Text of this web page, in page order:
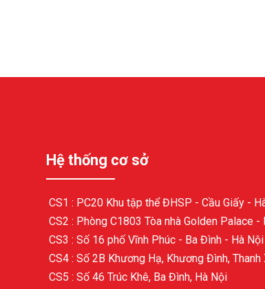
Hệ thống cơ sở
CS1 : PC20 Khu tập thể ĐHSP - Cầu Giấy -
CS2 : Phòng C1803 Tòa nhà Golden Palace
CS3 : Số 16 phố Vĩnh Phúc - Ba Đình - Hà Nội
CS4 : Số 2B Khương Hạ, Khương Đình, Thanh
CS5 : Số 46 Trúc Khê, Ba Đình, Hà Nội